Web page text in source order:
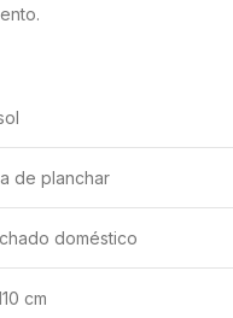
de planchar
doméstico
cm